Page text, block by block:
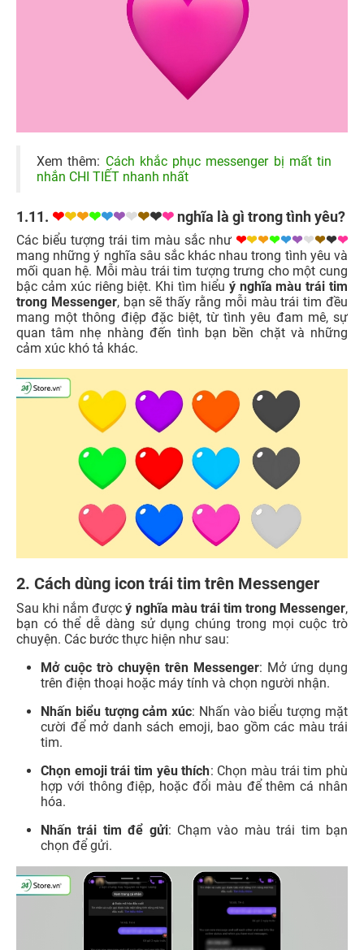
Xem thêm: Cách khắc phục messenger bị mất tin
nhắn CHI TIẾT nhanh nhất
1.11. ❤❤❤❤❤❤❤❤❤❤ nghĩa là gì trong tình yêu?
Các biểu tượng trái tim màu sắc như ❤❤❤❤❤❤❤❤❤❤
mang những ý nghĩa sâu sắc khác nhau trong tình yêu và
mối quan hệ. Mỗi màu trái tim tượng trưng cho một cung
bậc cảm xúc riêng biệt. Khi tìm hiểu ý nghĩa màu trái tim
trong Messenger, bạn sẽ thấy rằng mỗi màu trái tim đều
mang một thông điệp đặc biệt, từ tình yêu đam mê, sự
quan tâm nhẹ nhàng đến tình bạn bền chặt và những
cảm xúc khó tả khác.
2. Cách dùng icon trái tim trên Messenger
Sau khi nắm đượcý nghĩa màu trái tim trong Messenger,
bạn có thể dễ dàng sử dụng chúng trong mọi cuộc trò
chuyện. Các bước thực hiện như sau:
Mở cuộc trò chuyện trên Messenger: Mở ứng dụng
trên điện thoại hoặc máy tính và chọn người nhận.
Nhấn biểu tượng cảm xúc: Nhấn vào biểu tượng mặt
cười để mở danh sách emoji, bao gồm các màu trái
tim.
Chọn emoji trái tim yêu thích: Chọn màu trái tim phù
hợp với thông điệp, hoặc đổi màu để thêm cá nhân
hóa.
Nhấn trái tim để gửi: Chạm vào màu trái tim bạn
chọn để gửi.